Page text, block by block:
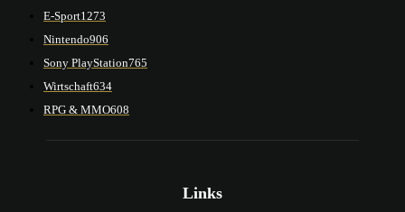
E-Sport1273
Nintendo906
Sony PlayStation765
Wirtschaft634
RPG & MMO608
Links